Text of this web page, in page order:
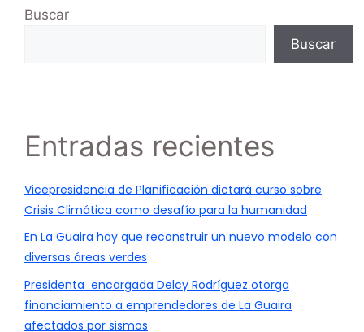
Buscar
Buscar
Entradas recientes
Vicepresidencia de Planificación dictará curso sobre
Crisis Climática como desafío para la humanidad
En La Guaira hay que reconstruir un nuevo modelo con
diversas áreas verdes
Presidenta encargada Delcy Rodríguez otorga
financiamiento a emprendedores de La Guaira
afectados por sismos